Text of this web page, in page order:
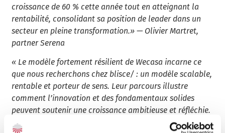
croissance de 60 % cette année tout en atteignant la
rentabilité, consolidant sa position de leader dans un
secteur en pleine transformation.» — Olivier Martret,
partner Serena
« Le modèle fortement résilient de Wecasa incarne ce
que nous recherchons chez blisce/ : un modèle scalable,
rentable et porteur de sens. Leur parcours illustre
comment l’innovation et des fondamentaux solides
peuvent soutenir une croissance ambitieuse et réfléchie.
» — Alexandre Mars, Fondateur et PDG de blisce/